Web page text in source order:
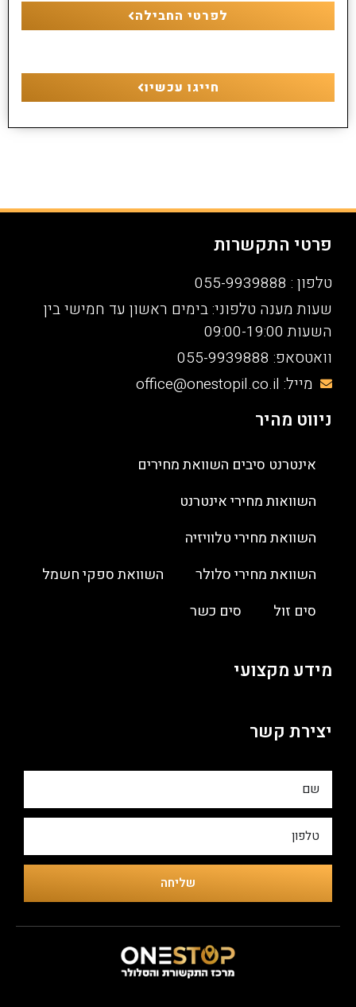
לפרטי החבילה
חייגו עכשיו
פרטי התקשרות
טלפון : 055-9939888
שעות מענה טלפוני: בימים ראשון עד חמישי בין
השעות 09:00-19:00
וואטסאפ: 055-9939888
מייל: office@onestopil.co.il
ניווט מהיר
אינטרנט סיבים השוואת מחירים
השוואות מחירי אינטרנט
השוואת מחירי טלוויזיה
השוואת מחירי סלולר
השוואת ספקי חשמל
סים זול
סים כשר
מידע מקצועי
יצירת קשר
שליחה